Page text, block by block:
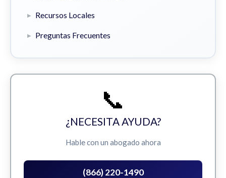
Recursos Locales
Preguntas Frecuentes
📞
¿NECESITA AYUDA?
Hable con un abogado ahora
(866) 220-1490